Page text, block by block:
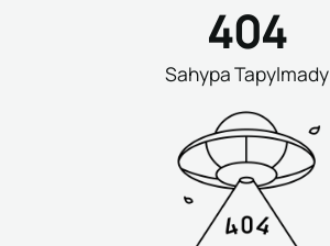
404
Sahypa Tapylmady